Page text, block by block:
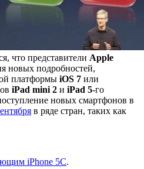
что представители Apple
новых подробностей,
платформы iOS 7 или
iPad mini 2 и iPad 5-го
новых смартфонов в
в ряде стран, таких как
iPhone 5C.